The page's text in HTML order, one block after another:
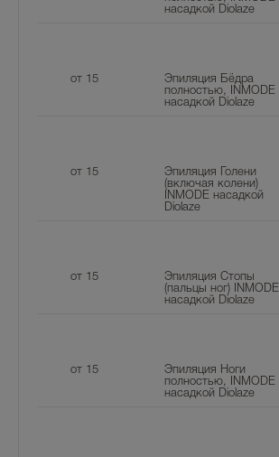
насадкой Diolaze
от 15
Эпиляция Бёдра
полностью, INMODE
насадкой Diolaze
от 15
Эпиляция Голени
(включая колени)
INMODE насадкой
Diolaze
от 15
Эпиляция Стопы
(пальцы ног) INMODE
насадкой Diolaze
от 15
Эпиляция Ноги
полностью, INMODE
насадкой Diolaze